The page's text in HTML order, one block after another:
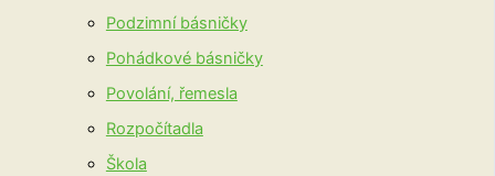
Podzimní básničky
Pohádkové básničky
Povolání, řemesla
Rozpočítadla
Škola